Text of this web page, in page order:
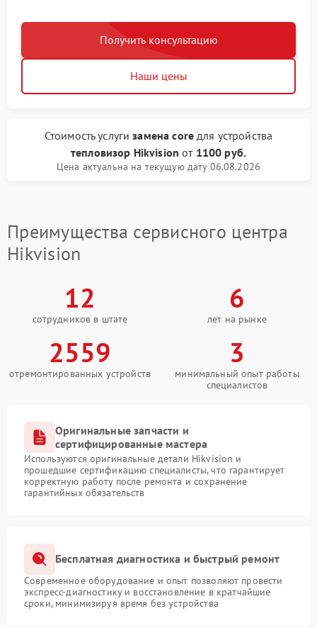
Получить консультацию
Наши цены
Стоимость услугизамена coreдля устройства
тепловизор Hikvision от 1100 руб.
Цена актуальна на текущую дату 06.08.2026
Преимущества сервисного центра
Hikvision
12
сотрудников в штате
6
лет на рынке
2559
отремонтированных устройств
3
минимальный опыт работы
специалистов
Оригинальные запчасти и
сертифицированные мастера
Используются оригинальные детали Hikvision и
прошедшие сертификацию специалисты, что гарантирует
корректную работу после ремонта и сохранение
гарантийных обязательств
Бесплатная диагностика и быстрый ремонт
Современное оборудование и опыт позволяют провести
экспресс-диагностику и восстановление в кратчайшие
сроки, минимизируя время без устройства